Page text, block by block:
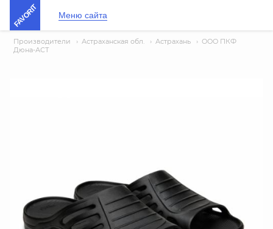
FAVORIT Меню сайта
Производители › Астраханская обл. › Астрахань › ООО ПКФ
Дюна-АСТ